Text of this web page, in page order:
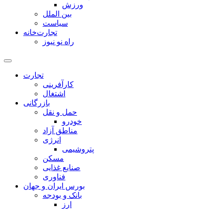
ورزش
بین الملل
سیاست
تجارت‌خانه
راه نو نیوز
تجارت
کارآفرینی
اشتغال
بازرگانی
حمل و نقل
خودرو
مناطق آزاد
انرژی
پتروشیمی
مسکن
صنایع غذایی
فناوری
بورس ایران و جهان
بانک و بودجه
ارز